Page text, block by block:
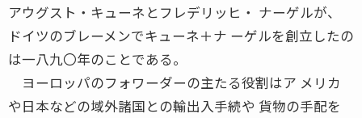
アウグスト・キューネとフレデリッヒ・ ナーゲルが、
ドイツのブレーメンでキューネ＋ナ ーゲルを創立したの
は一八九〇年のことである。
ヨーロッパのフォワーダーの主たる役割はア メリカ
や日本などの域外諸国との輸出入手続や 貨物の手配を